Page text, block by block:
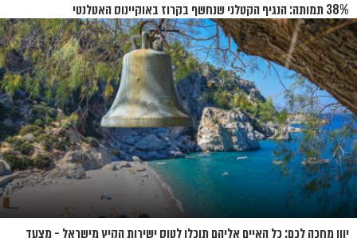
38% תמותה: הנגיף הקטלני שנחשף בקרוז באוקיינוס האטלנטי
יוון מחכה לכם: כל האיים אליהם תוכלו לטוס ישירות הקיץ מישראל - מצעד